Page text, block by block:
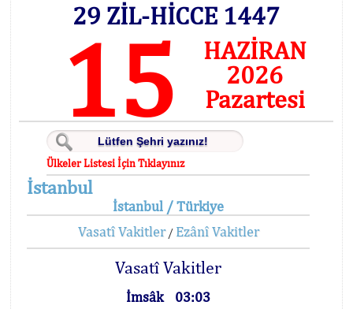
29 ZİL-HİCCE 1447
15
HAZİRAN
2026
Pazartesi
Ülkeler Listesi İçin Tıklayınız
İstanbul
İstanbul / Türkiye
Vasatî Vakitler/ Ezânî Vakitler
Vasatî Vakitler
İmsâk
03:03